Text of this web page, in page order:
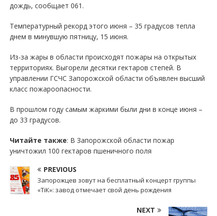
дождь, сообщает 061.
Температурный рекорд этого июня – 35 градусов тепла
днем в минувшую пятницу, 15 июня.
Из-за жары в области происходят пожары на открытых
территориях. Выгорели десятки гектаров степей. В
управлении ГСЧС Запорожской области объявлен высший
класс пожароопасности.
В прошлом году самым жаркими были дни в конце июня –
до 33 градусов.
Читайте также: В Запорожской области пожар
уничтожил 100 гектаров пшеничного поля
PREVIOUS
Запорожцев зовут на бесплатный концерт группы
«ТіК»: завод отмечает свой день рождения
NEXT